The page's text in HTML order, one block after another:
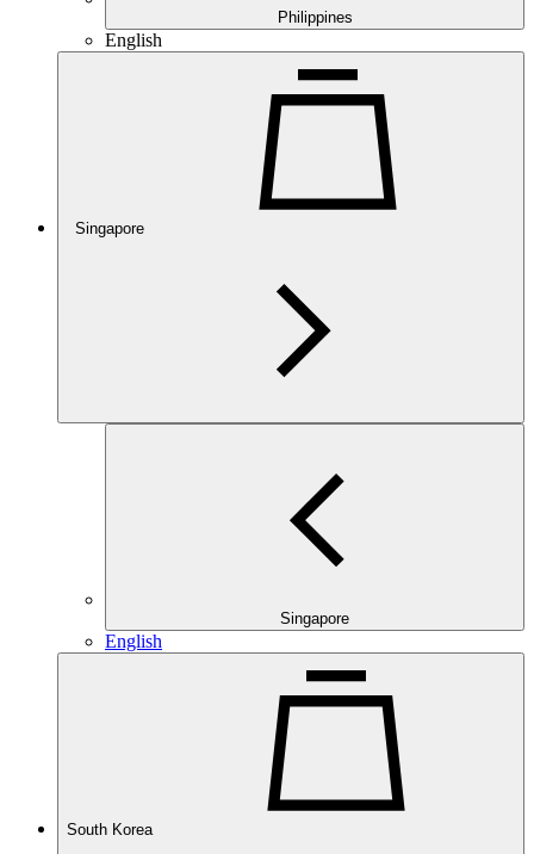
Philippines
English
Singapore
Singapore
English
South Korea